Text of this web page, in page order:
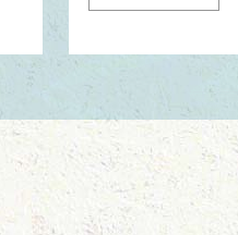
代わりに、12日（木
ご迷惑をおかけいたし
年末年始の休診のお知ら
12/28~1/4まで休診と